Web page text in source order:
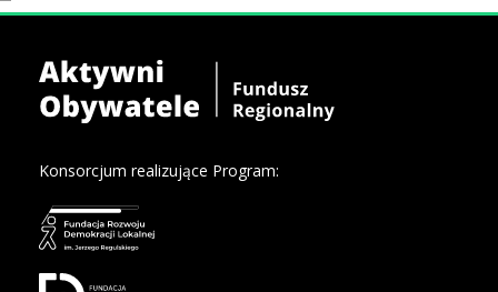
Konsorcjum realizujące Program: